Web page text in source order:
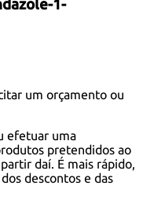
1-
um orçamento ou
efetuar uma
pretendidos ao
daí. É mais rápido,
descontos e das